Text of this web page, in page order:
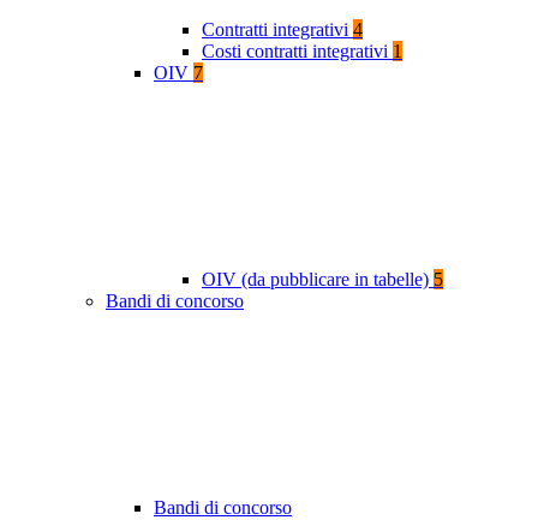
Contratti integrativi 4
Costi contratti integrativi 1
OIV 7
OIV (da pubblicare in tabelle) 5
Bandi di concorso
Bandi di concorso